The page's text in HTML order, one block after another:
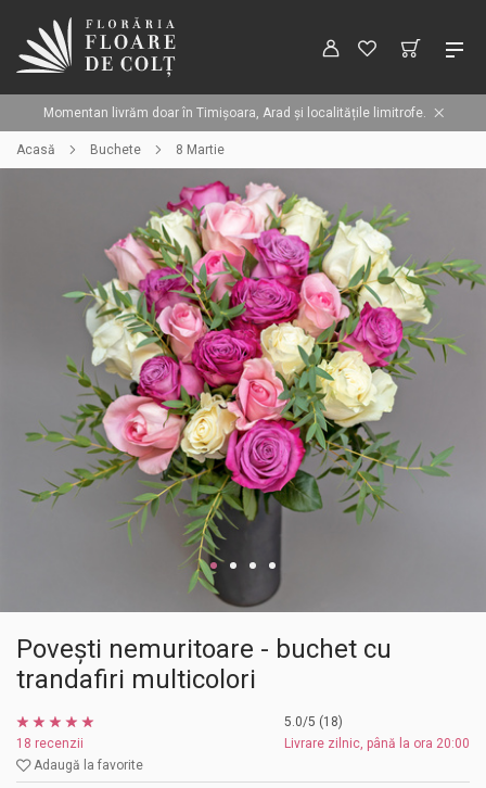
Momentan livrăm doar în Timișoara, Arad și localitățile limitrofe.
Acasă Buchete 8 Martie
Povești nemuritoare - buchet cu
trandafiri multicolori
18 recenzii
5.0/5 (18)
Livrare zilnic, până la ora 20:00
Adaugă la favorite